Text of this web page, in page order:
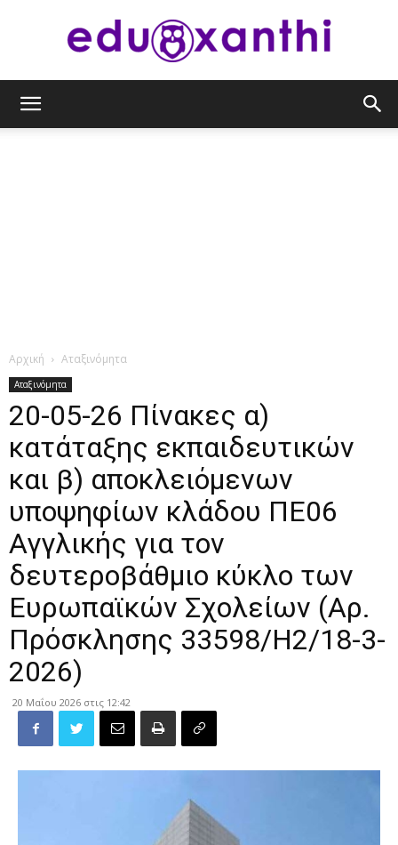
Αρχική Αταξινόμητα
Αταξινόμητα
20-05-26 Πίνακες α)
κατάταξης εκπαιδευτικών
και β) αποκλειόμενων
υποψηφίων κλάδου ΠΕ06
Αγγλικής για τον
δευτεροβάθμιο κύκλο των
Ευρωπαϊκών Σχολείων (Αρ.
Πρόσκλησης 33598/Η2/18-3-
2026)
20 Μαΐου 2026 στις 12:42